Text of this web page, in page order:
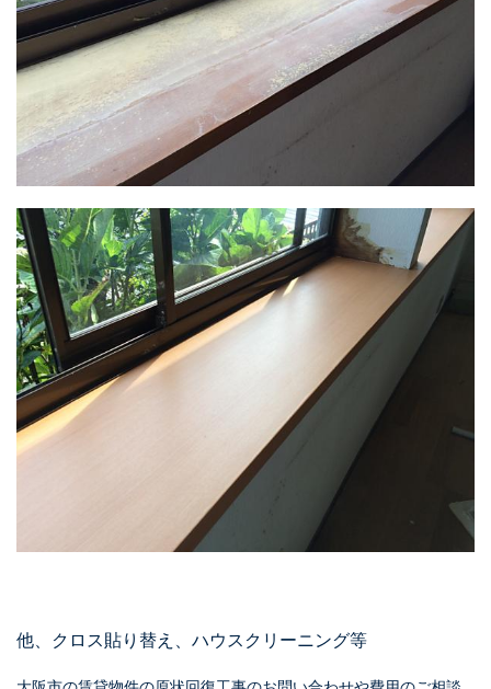
他、クロス貼り替え、ハウスクリーニング等